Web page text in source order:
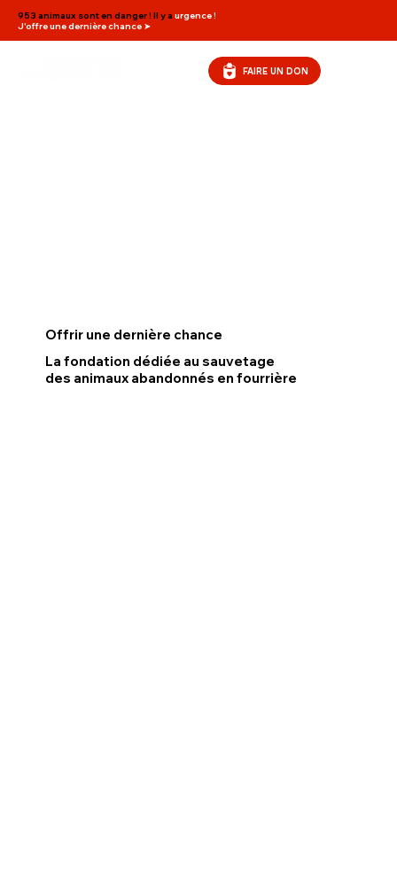
953 animaux sont en danger ! Il y aurgence !
J'offre une dernière chance ➤
FAIRE UN DON
Offrir une dernière chance
La fondation dédiée au sauvetage
des animaux abandonnés en fourrière